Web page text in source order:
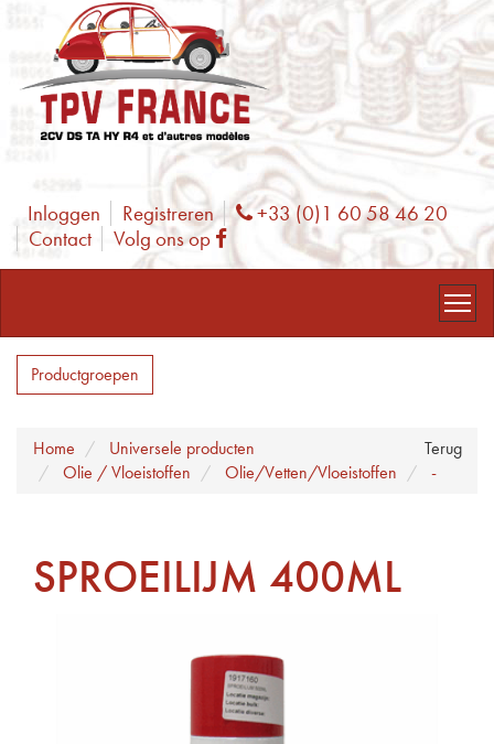
Inloggen Registreren Phone
+33 (0)1 60 58 46 20
Contact
Volg ons op Facebook
Productgroepen
Terug
Home
Universele producten
Olie / Vloeistoffen
Olie/Vetten/Vloeistoffen -
SPROEILIJM 400ML